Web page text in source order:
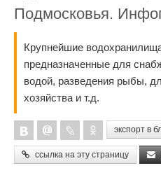
Подмосковья.
Крупнейшие
предназначенные для
водой, разведения рыбы,
хозяйства и т.д.
экспорт в
ссылка на эту страницу